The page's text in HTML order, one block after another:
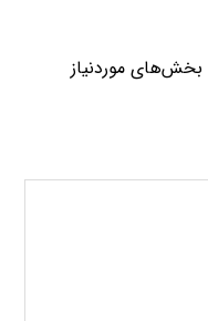
بخش‌های موردنیاز